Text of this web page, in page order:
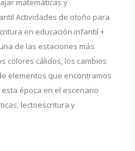
matemáticas y
Actividades de otoño para
en educación infantil +
de las estaciones más
colores cálidos, los cambios
elementos que encontramos
época en el escenario
lectoescritura y